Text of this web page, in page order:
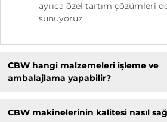
ayrıca özel tartım çözümleri
sunuyoruz.
CBW hangi malzemeleri işleme ve
ambalajlama yapabilir?
CBW makinelerinin kalitesi nasıl